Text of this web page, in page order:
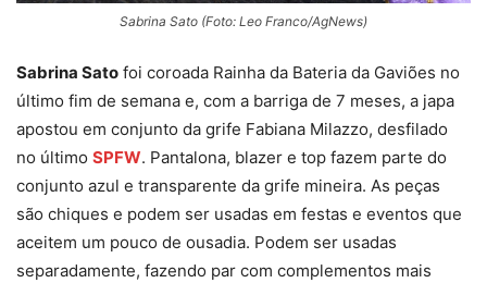
Sabrina Sato (Foto: Leo Franco/AgNews)
Sabrina Sato foi coroada Rainha da Bateria da Gaviões no
último fim de semana e, com a barriga de 7 meses, a japa
apostou em conjunto da grife Fabiana Milazzo, desfilado
no último SPFW. Pantalona, blazer e top fazem parte do
conjunto azul e transparente da grife mineira. As peças
são chiques e podem ser usadas em festas e eventos que
aceitem um pouco de ousadia. Podem ser usadas
separadamente, fazendo par com complementos mais